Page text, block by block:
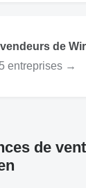
de
entreprises →
de